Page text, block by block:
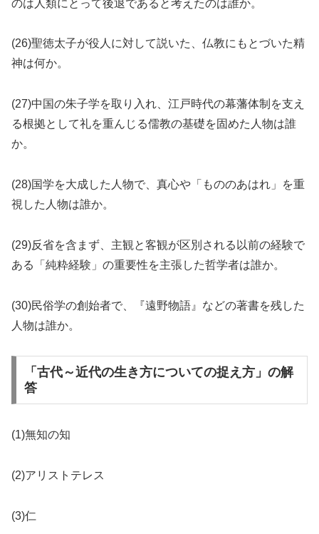
のは人類にとって後退であると考えたのは誰か。
(26)聖徳太子が役人に対して説いた、仏教にもとづいた精
神は何か。
(27)中国の朱子学を取り入れ、江戸時代の幕藩体制を支え
る根拠として礼を重んじる儒教の基礎を固めた人物は誰
か。
(28)国学を大成した人物で、真心や「もののあはれ」を重
視した人物は誰か。
(29)反省を含まず、主観と客観が区別される以前の経験で
ある「純粋経験」の重要性を主張した哲学者は誰か。
(30)民俗学の創始者で、『遠野物語』などの著書を残した
人物は誰か。
「古代～近代の生き方についての捉え方」の解
答
(1)無知の知
(2)アリストテレス
(3)仁